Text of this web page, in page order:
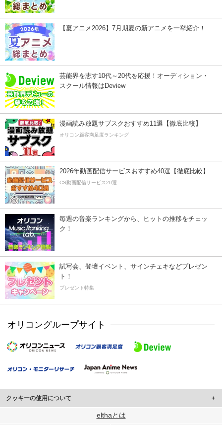
【夏アニメ2026】7月期夏の新アニメを一挙紹介！
芸能界を志す10代～20代を応援！オーディション・
スクール情報はDeview
漫画読み放題サブスクおすすめ11選【徹底比較】
オリコン顧客満足度ランキング
2026年動画配信サービスおすすめ40選【徹底比較】
CS動画配信サービス20選
毎週の音楽ランキングから、ヒットの推移をチェッ
ク！
試写会、登壇イベント、サインチェキなどプレゼン
ト！
プレゼント特集
オリコングループサイト
クッキーの使用について
このサイトでは Cookie を使用して、ユーザーに合わせたコンテンツや広告の
elthaとは